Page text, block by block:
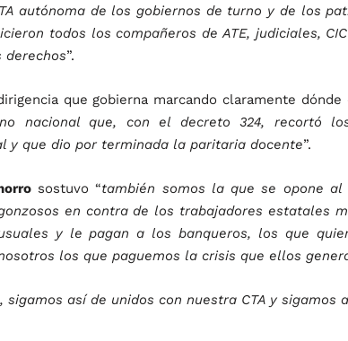
autónoma de los gobiernos de turno y de los
todos los compañeros de ATE, judiciales,
derechos”.
que gobierna marcando claramente dónde
nacional que, con el decreto 324, recortó
y que dio por terminada la paritaria docente”.
sostuvo “también somos la que se opone al
en contra de los trabajadores estatales
y le pagan a los banqueros, los que
los que paguemos la crisis que ellos
sigamos así de unidos con nuestra CTA y sigamos